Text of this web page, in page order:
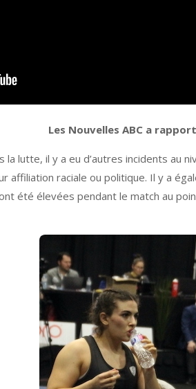
Les Nouvelles ABC a
la lutte, il y a eu d’autres incidents
affiliation raciale ou politique. Il y a
été élevées pendant le match au